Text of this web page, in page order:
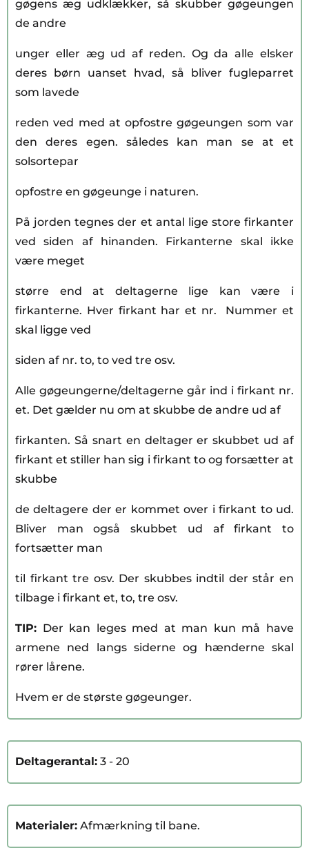
gøgens æg udklækker, så skubber gøgeungen
de andre
unger eller æg ud af reden. Og da alle elsker
deres børn uanset hvad, så bliver fugleparret
som lavede
reden ved med at opfostre gøgeungen som var
den deres egen. således kan man se at et
solsortepar
opfostre en gøgeunge i naturen.
På jorden tegnes der et antal lige store firkanter
ved siden af hinanden. Firkanterne skal ikke
være meget
større end at deltagerne lige kan være i
firkanterne. Hver firkant har et nr. Nummer et
skal ligge ved
siden af nr. to, to ved tre osv.
Alle gøgeungerne/deltagerne går ind i firkant nr.
et. Det gælder nu om at skubbe de andre ud af
firkanten. Så snart en deltager er skubbet ud af
firkant et stiller han sig i firkant to og forsætter at
skubbe
de deltagere der er kommet over i firkant to ud.
Bliver man også skubbet ud af firkant to
fortsætter man
til firkant tre osv. Der skubbes indtil der står en
tilbage i firkant et, to, tre osv.
TIP: Der kan leges med at man kun må have
armene ned langs siderne og hænderne skal
rører lårene.
Hvem er de største gøgeunger.
Deltagerantal: 3 - 20
Materialer: Afmærkning til bane.